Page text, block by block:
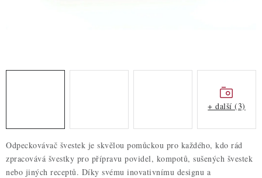
NOVÉ ZBOŽÍ
Nepřevzetí zásilky na dobírku
Obchodní podmínky
Hodnocení obchodu
Blog
Moje objednávka
Podmínky ochrany osobních údajů
Odpeckovávač švestek je skvělou pomůckou pro každého, kdo rád
zpracovává švestky pro přípravu povidel, kompotů, sušených švestek
nebo jiných receptů. Díky svému inovativnímu designu a
+ další (3)